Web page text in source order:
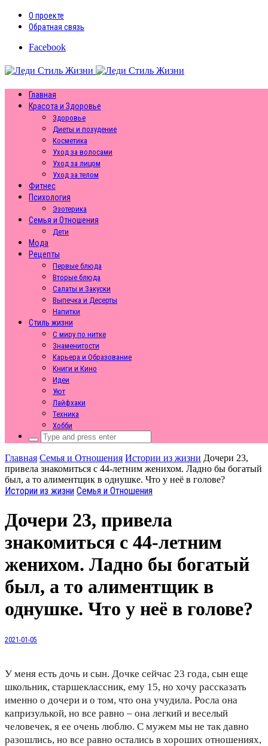
О проекте
Обратная связь
Facebook
Главная
Красота и Здоровье
Здоровье
Диеты и похудение
Косметика
Уход за волосами
Уход за лицом
Уход за телом
Фитнес
Психология
Эзотерика
Семья и Отношения
Дети
Мода
Рецепты
Первые блюда
Вторые блюда
Салаты и Закуски
Выпечка и Десерты
Напитки
Стиль жизни
С миру по нитке
Знаменитости
Карьера и Образование
Книги и Кино
Идеи
Уют
Лайфхаки
Техника
Хобби
Search
for:
Главная Семья и Отношения Истории из жизни Дочери 23,
привела знакомиться с 44-летним женихом. Ладно бы богатый
был, а то алиментщик в однушке. Что у неё в голове?
Истории из жизни Семья и Отношения
Дочери 23, привела
знакомиться с 44-летним
женихом. Ладно бы богатый
был, а то алиментщик в
однушке. Что у неё в голове?
2021-01-05
У меня есть дочь и сын. Дочке сейчас 23 года, сын еще
школьник, старшеклассник, ему 15, но хочу рассказать
именно о дочери и о том, что она учудила. Росла она
капризулькой, но все равно – она легкий и веселый
человечек, я ее очень люблю. С мужем мы не так давно
разошлись, но все равно остались в хороших отношениях,